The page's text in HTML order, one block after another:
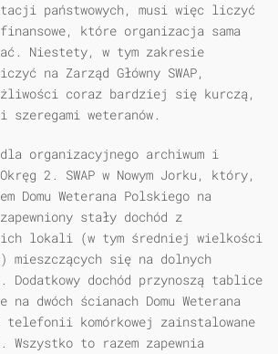
państwowych, musi więc liczyć
które organizacja sama
Niestety, w tym zakresie
na Zarząd Główny SWAP,
coraz bardziej się kurczą,
szeregami weteranów.
organizacyjnego archiwum i
2. SWAP w Nowym Jorku, który,
Domu Weterana Polskiego na
stały dochód z
lokali (w tym średniej wielkości
mieszczących się na dolnych
Dodatkowy dochód przynoszą tablice
na dwóch ścianach Domu Weterana
komórkowej zainstalowane
Wszystko to razem zapewnia